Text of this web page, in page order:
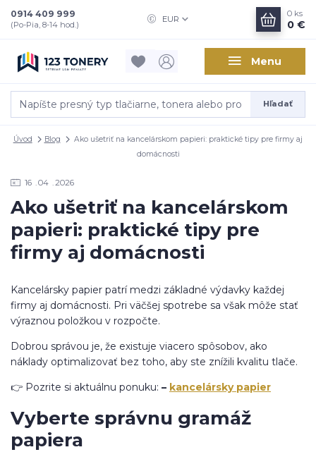
Menu
EUR
Hľadať
0914 409 999
(Po-Pia, 8-14 hod.)
0 ks
0 €
Úvod Blog
Ako ušetriť na kancelárskom papieri: praktické tipy pre firmy aj
domácnosti
16 04 2026
Ako ušetriť na kancelárskom
papieri: praktické tipy pre
firmy aj domácnosti
Kancelársky papier patrí medzi základné výdavky každej
firmy aj domácnosti. Pri väčšej spotrebe sa však môže stať
výraznou položkou v rozpočte.
Dobrou správou je, že existuje viacero spôsobov, ako
náklady optimalizovať bez toho, aby ste znížili kvalitu tlače.
👉 Pozrite si aktuálnu ponuku: – kancelársky papier
Vyberte správnu gramáž
papiera